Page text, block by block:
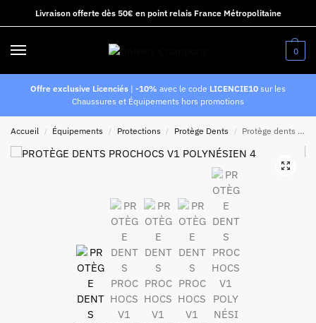
Livraison offerte dès 50€ en point relais France Métropolitaine
0
Offre exclusive Licenciés | -10% avec le code LICENCIE10 sur les
Chaussures et Équipements hors promotions
Accueil / Équipements / Protections / Protège Dents / Protège dents Prochocs v1 Polynésien n°4